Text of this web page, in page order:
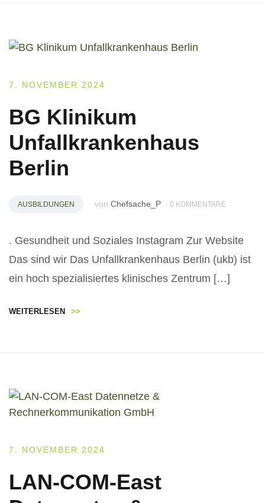
7. NOVEMBER 2024
BG Klinikum
Unfallkrankenhaus
Berlin
AUSBILDUNGEN von Chefsache_P 0 KOMMENTARE
. Gesundheit und Soziales Instagram Zur Website
Das sind wir Das Unfallkrankenhaus Berlin (ukb) ist
ein hoch spezialisiertes klinisches Zentrum […]
WEITERLESEN >>
7. NOVEMBER 2024
LAN-COM-East